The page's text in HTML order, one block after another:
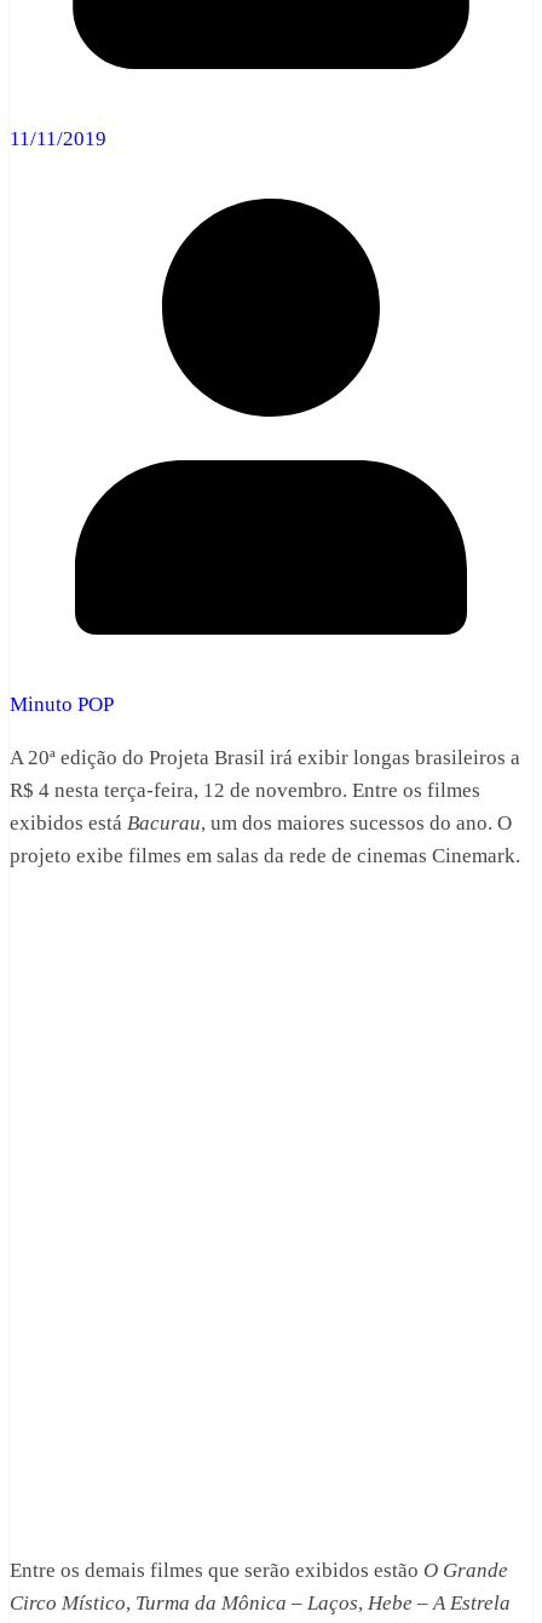
11/11/2019
Minuto POP
A 20ª edição do Projeta Brasil irá exibir longas brasileiros a
R$ 4 nesta terça-feira, 12 de novembro. Entre os filmes
exibidos está Bacurau, um dos maiores sucessos do ano. O
projeto exibe filmes em salas da rede de cinemas Cinemark.
Entre os demais filmes que serão exibidos estão O Grande
Circo Místico, Turma da Mônica – Laços, Hebe – A Estrela